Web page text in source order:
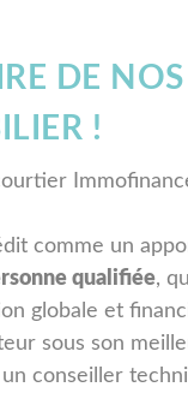
DE NOS
!
comme un
qualifiée,
globale et
sous son
conseiller